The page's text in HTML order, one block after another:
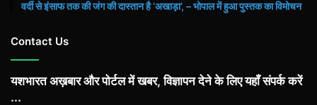
वर्दी से इंसाफ तक की जंग की दास्तान है ‘अखाड़ा’, – भोपाल में हुआ पुस्तक का विमोचन
Contact Us
यशभारत अख़बार और पोर्टल में खबर, विज्ञापन देने के लिए यहाँ संपर्क करें
...